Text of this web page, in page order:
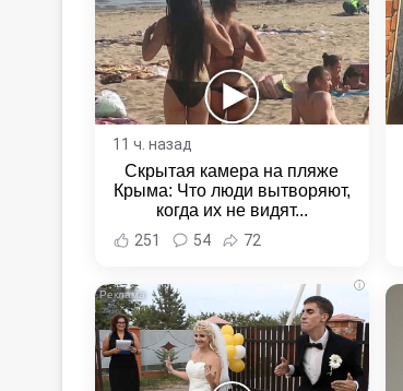
11 ч. назад
Скрытая камера на пляже
Крыма: Что люди вытворяют,
когда их не видят...
251 54 72
i